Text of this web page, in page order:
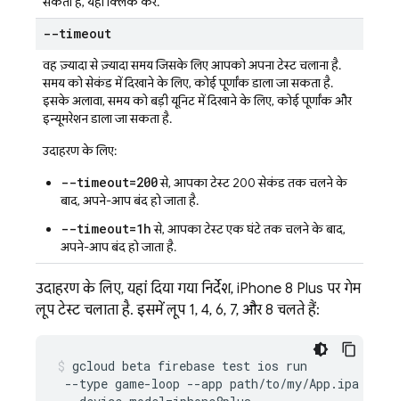
--timeout
वह ज़्यादा से ज़्यादा समय जिसके लिए आपको अपना टेस्ट चलाना है.
समय को सेकंड में दिखाने के लिए, कोई पूर्णांक डाला जा सकता है.
इसके अलावा, समय को बड़ी यूनिट में दिखाने के लिए, कोई पूर्णांक और
इन्यूमरेशन डाला जा सकता है.
उदाहरण के लिए:
--timeout=200से, आपका टेस्ट 200 सेकंड तक चलने के
बाद, अपने-आप बंद हो जाता है.
--timeout=1hसे, आपका टेस्ट एक घंटे तक चलने के बाद,
अपने-आप बंद हो जाता है.
उदाहरण के लिए, यहां दिया गया निर्देश, iPhone 8 Plus पर गेम
लूप टेस्ट चलाता है. इसमें लूप 1, 4, 6, 7, और 8 चलते हैं:
gcloud beta firebase test ios run
--type game-loop --app path/to/my/App.ipa --